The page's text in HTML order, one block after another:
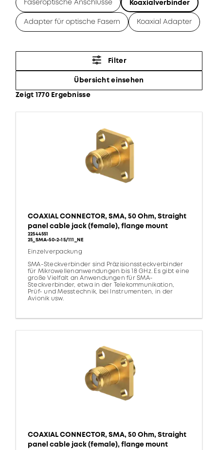
Faseroptische Anschlüsse Koaxialverbinder
Adapter für optische Fasern Koaxial Adapter
Filter
Übersicht einsehen
Zeigt 1770 Ergebnisse
COAXIAL CONNECTOR, SMA, 50 Ohm, Straight
panel cable jack (female), flange mount
22544551
25_SMA-50-2-15/111_NE
Einzelverpackung
SMA-Steckverbinder sind Präzisionssteckverbinder
für Mikrowellenanwendungen bis 18 GHz. Es gibt eine
große Vielfalt an Anwendungen für SMA-
Steckverbinder, etwa in der Telekommunikation,
Prüf- und Messtechnik, bei Instrumenten, in der
Avionik usw.
COAXIAL CONNECTOR, SMA, 50 Ohm, Straight
panel cable jack (female), flange mount